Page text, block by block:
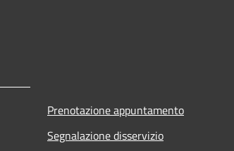
Prenotazione appuntamento
Segnalazione disservizio